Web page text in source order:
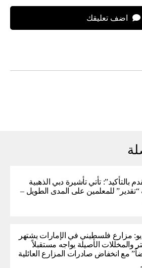
اضف تعليقك
بالتأكيد”: تأتي تأشيرة دبي الذهبية
“تقدير” للمعلمين على المدى الطويل –
مزارع فلسطيني في الإمارات يشتهر
والمخللات الأصيلة يواجه مستقبلاً
​​مع انخفاض صادرات المزارع العائلية